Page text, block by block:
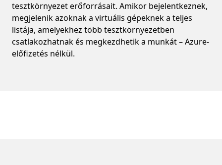
tesztkörnyezet erőforrásait. Amikor bejelentkeznek,
megjelenik azoknak a virtuális gépeknek a teljes
listája, amelyekhez több tesztkörnyezetben
csatlakozhatnak és megkezdhetik a munkát – Azure-
előfizetés nélkül.